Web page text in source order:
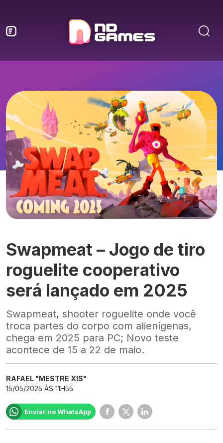
Swapmeat – Jogo de tiro
roguelite cooperativo
será lançado em 2025
Swapmeat, shooter roguelite onde você
troca partes do corpo com alienígenas,
chega em 2025 para PC; Novo teste
acontece de 15 a 22 de maio.
RAFAEL "MESTRE XIS"
15/05/2025 ÀS 11H55
Enviar no WhatsApp